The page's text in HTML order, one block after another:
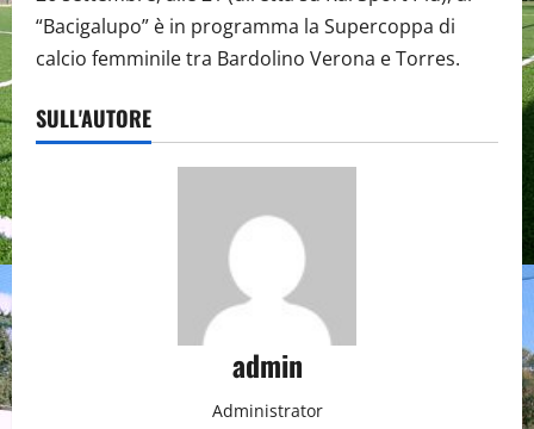
“Bacigalupo” è in programma la Supercoppa di
calcio femminile tra Bardolino Verona e Torres.
SULL'AUTORE
admin
Administrator